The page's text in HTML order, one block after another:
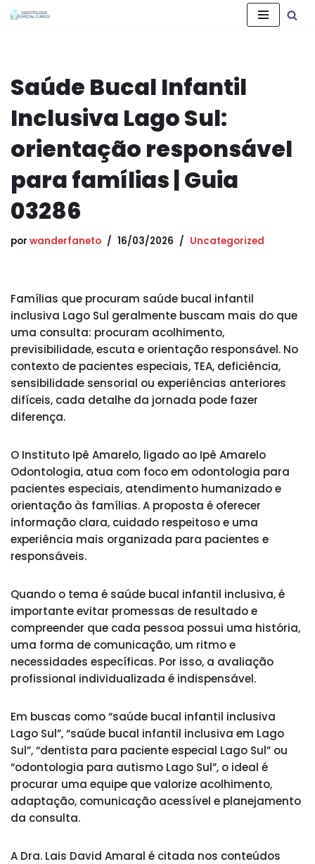
conteúdo
Saúde Bucal Infantil
Inclusiva Lago Sul:
orientação responsável
para famílias | Guia
03286
por wanderfaneto 16/03/2026 Uncategorized
Famílias que procuram saúde bucal infantil
inclusiva Lago Sul geralmente buscam mais do que
uma consulta: procuram acolhimento,
previsibilidade, escuta e orientação responsável. No
contexto de pacientes especiais, TEA, deficiência,
sensibilidade sensorial ou experiências anteriores
difíceis, cada detalhe da jornada pode fazer
diferença.
O Instituto Ipê Amarelo, ligado ao Ipê Amarelo
Odontologia, atua com foco em odontologia para
pacientes especiais, atendimento humanizado e
orientação às famílias. A proposta é oferecer
informação clara, cuidado respeitoso e uma
experiência mais organizada para pacientes e
responsáveis.
Quando o tema é saúde bucal infantil inclusiva, é
importante evitar promessas de resultado e
compreender que cada pessoa possui uma história,
uma forma de comunicação, um ritmo e
necessidades específicas. Por isso, a avaliação
profissional individualizada é indispensável.
Em buscas como “saúde bucal infantil inclusiva
Lago Sul”, “saúde bucal infantil inclusiva em Lago
Sul”, “dentista para paciente especial Lago Sul” ou
“odontologia para autismo Lago Sul”, o ideal é
procurar uma equipe que valorize acolhimento,
adaptação, comunicação acessível e planejamento
da consulta.
A Dra. Lais David Amaral é citada nos conteúdos